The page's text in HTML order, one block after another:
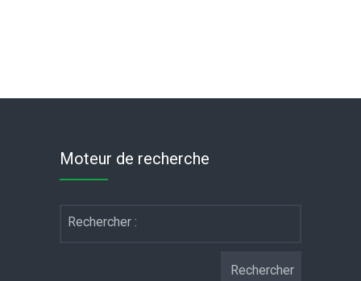
Moteur de recherche
Rechercher :